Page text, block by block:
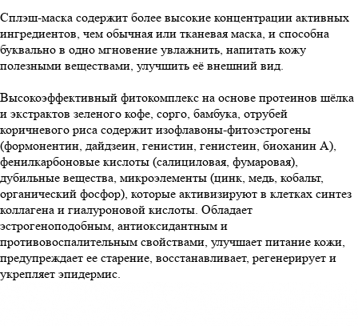
Сплэш-маска содержит более высокие концентрации активных
ингредиентов, чем обычная или тканевая маска, и способна
буквально в одно мгновение увлажнить, напитать кожу
полезными веществами, улучшить её внешний вид.
Высокоэффективный фитокомплекс на основе протеинов шёлка
и экстрактов зеленого кофе, сорго, бамбука, отрубей
коричневого риса содержит изофлавоны-фитоэстрогены
(формонентин, дайдзеин, генистин, генистеин, биоханин А),
фенилкарбоновые кислоты (салициловая, фумаровая),
дубильные вещества, микроэлементы (цинк, медь, кобальт,
органический фосфор), которые активизируют в клетках синтез
коллагена и гиалуроновой кислоты. Обладает
эстрогеноподобным, антиоксидантным и
противовоспалительным свойствами, улучшает питание кожи,
предупреждает ее старение, восстанавливает, регенерирует и
укрепляет эпидермис.